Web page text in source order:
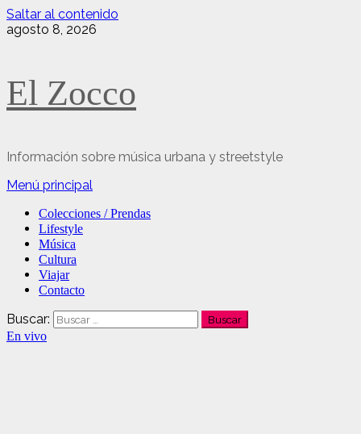
Saltar al contenido
agosto 8, 2026
El Zocco
Información sobre música urbana y streetstyle
Menú principal
Colecciones / Prendas
Lifestyle
Música
Cultura
Viajar
Contacto
Buscar:
En vivo